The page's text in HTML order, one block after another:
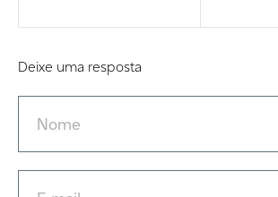
Deixe uma resposta